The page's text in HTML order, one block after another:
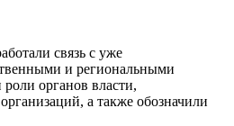
связь с уже
и региональными
органов власти,
а также обозначили